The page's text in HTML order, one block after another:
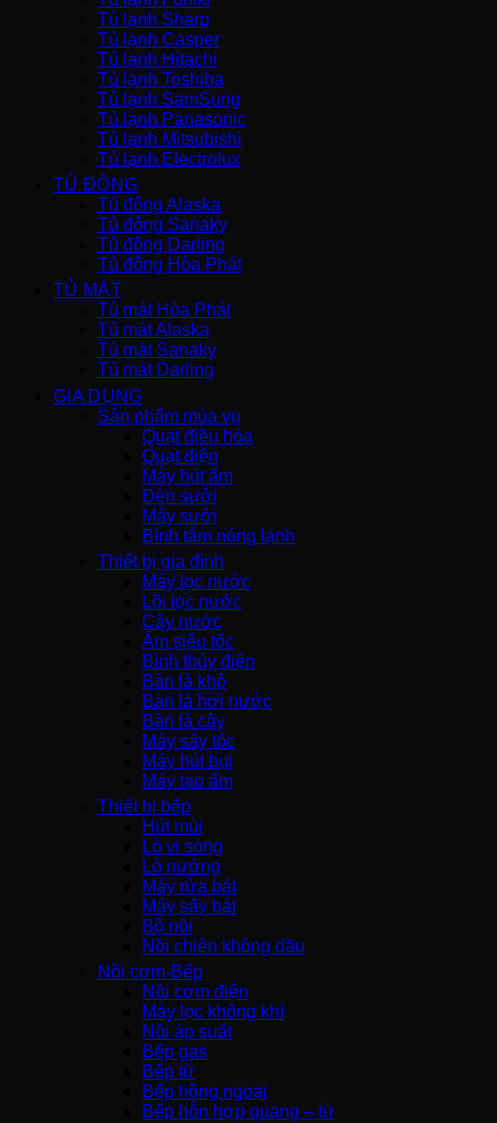
Tủ lạnh Sharp
Tủ lạnh Casper
Tủ lạnh Hitachi
Tủ lạnh Toshiba
Tủ lạnh SamSung
Tủ lạnh Panasonic
Tủ lạnh Mitsubishi
Tủ lạnh Electrolux
TỦ ĐÔNG
Tủ đông Alaska
Tủ đông Sanaky
Tủ đông Darling
Tủ đông Hòa Phát
TỦ MÁT
Tủ mát Hòa Phát
Tủ mát Alaska
Tủ mát Sanaky
Tủ mát Darling
GIA DỤNG
Sản phẩm mùa vụ
Quạt điều hòa
Quạt điện
Máy hút ẩm
Đèn sưởi
Máy sưởi
Bình tắm nóng lạnh
Thiết bị gia đình
Máy lọc nước
Lõi lọc nước
Cây nước
Ấm siêu tốc
Bình thủy điện
Bàn là khô
Bàn là hơi nước
Bàn là cây
Máy sấy tóc
Máy hút bụi
Máy tạo ẩm
Thiết bị bếp
Hút mùi
Lò vi sóng
Lò nướng
Máy rửa bát
Máy sấy bát
Bộ nồi
Nồi chiên không dầu
Nồi cơm-Bếp
Nồi cơm điện
Máy lọc không khí
Nồi áp suất
Bếp gas
Bếp từ
Bếp hồng ngoại
Bếp hỗn hợp quang – từ